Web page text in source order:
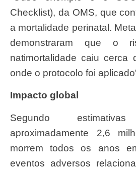
Checklist), da OMS, que
a mortalidade perinatal.
demonstraram que o
natimortalidade caiu cerca
onde o protocolo foi
Impacto global
Segundo estimativas da OMS,
aproximadamente 2,6
morrem todos os anos
eventos adversos